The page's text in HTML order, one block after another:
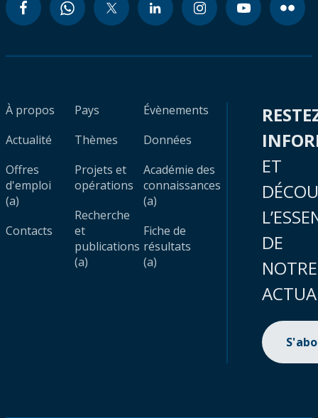
À propos
Actualité
Offres
d'emploi
(a)
Contacts
Pays
Thèmes
Projets et
opérations
Recherche
et
publications
(a)
Évènements
Données
Académie des
connaissances
(a)
Fiche de
résultats
(a)
ET
DE
NOTRE